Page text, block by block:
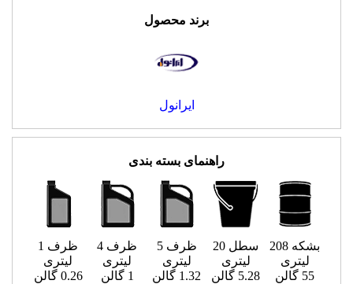
برند محصول
ایرانول
راهنمای بسته بندی
بشکه 208
لیتری
55 گالن
سطل 20
لیتری
5.28 گالن
ظرف 5
لیتری
1.32 گالن
ظرف 4
لیتری
1 گالن
ظرف 1
لیتری
0.26 گالن